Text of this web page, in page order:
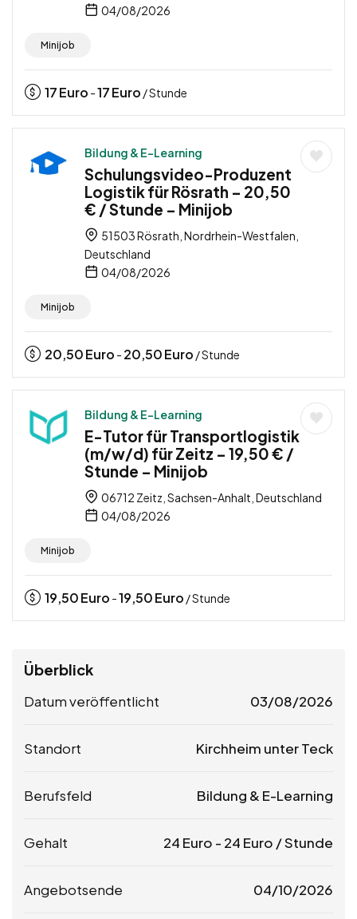
04/08/2026
Minijob
17Euro -17Euro / Stunde
Bildung & E-Learning
Schulungsvideo-Produzent
Logistik für Rösrath – 20,50
€ / Stunde – Minijob
51503 Rösrath, Nordrhein-Westfalen,
Deutschland
04/08/2026
Minijob
20,50Euro - 20,50Euro / Stunde
Bildung & E-Learning
E-Tutor für Transportlogistik
(m/w/d) für Zeitz – 19,50 € /
Stunde – Minijob
06712 Zeitz, Sachsen-Anhalt, Deutschland
04/08/2026
Minijob
19,50Euro -19,50Euro / Stunde
Überblick
Datum veröffentlicht 03/08/2026
Standort Kirchheim unter Teck
Berufsfeld Bildung & E-Learning
Gehalt 24 Euro - 24 Euro / Stunde
Angebotsende 04/10/2026